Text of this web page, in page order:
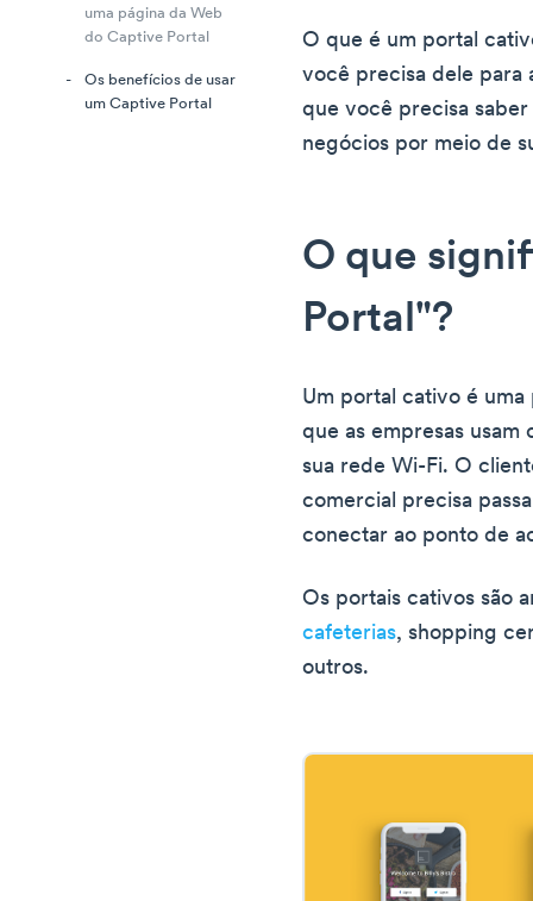
uma página da Web
do Captive Portal
Os benefícios de usar
um Captive Portal
O que é um portal
você precisa dele para
que você precisa
negócios por meio de
O que
Portal"?
Um portal cativo é
que as empresas
sua rede Wi-Fi. O
comercial precisa
conectar ao ponto de
Os portais cativos são
cafeterias, shopping
outros.